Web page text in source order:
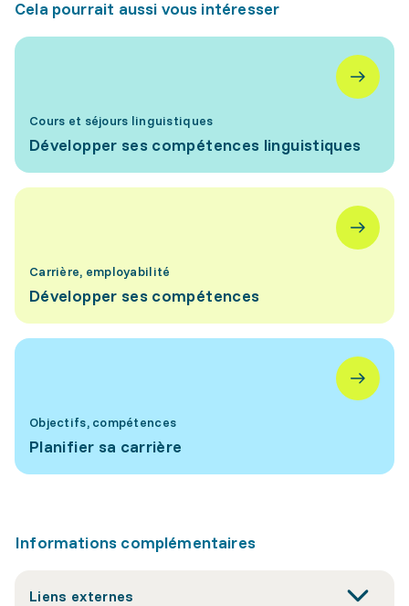
Cela pourrait aussi vous intéresser
Cours et séjours linguistiques
Développer ses compétences linguistiques
Carrière, employabilité
Développer ses compétences
Objectifs, compétences
Planifier sa carrière
Informations complémentaires
Liens externes